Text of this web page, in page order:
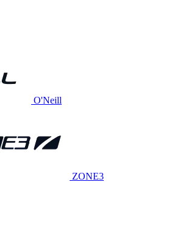
O'Neill
ZONE3